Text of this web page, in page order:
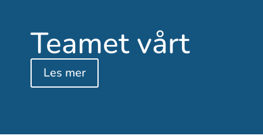
Teamet vårt
Les mer